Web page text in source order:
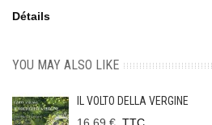
Détails
YOU MAY ALSO LIKE
IL VOLTO DELLA VERGINE